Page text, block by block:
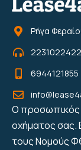
Ρήγα
2231022422
6944121855
Ο προσωπικός
οχήματος σας.
τους Νομούς